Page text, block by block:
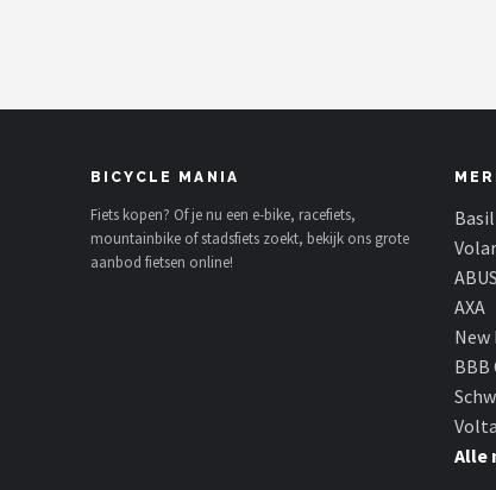
Volare
ABUS
BICYCLE MANIA
Fiets kopen? Of je nu een e-bike, racefiets,
mountainbike of stadsfiets zoekt, bekijk ons grote
aanbod fietsen online!
Basil
ABUS
AXA
New
BBB
Alle